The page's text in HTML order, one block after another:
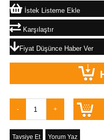
İstek Listeme Ekle
Karşılaştır
Fiyat Düşünce Haber Ver
Tavsiye Et Yorum Yaz